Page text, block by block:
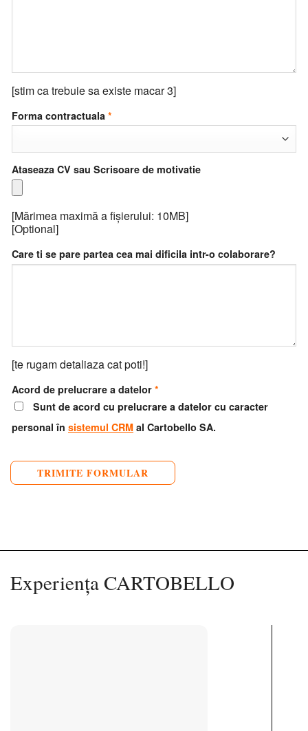
[stim ca trebuie sa existe macar 3]
Forma contractuala
Ataseaza CV sau Scrisoare de motivatie
[Mărimea maximă a fișierului: 10MB]
[Optional]
Care ti se pare partea cea mai dificila intr-o colaborare?
[te rugam detaliaza cat poti!]
Acord de prelucrare a datelor
Sunt de acord cu prelucrare a datelor cu caracter
personal în sistemul CRM al Cartobello SA.
Experiența CARTOBELLO